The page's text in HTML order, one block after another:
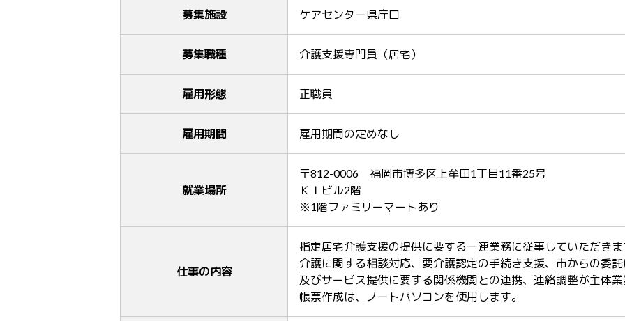
募集施設 ケアセンター県庁口
募集職種 介護支援専門員（居宅）
雇用形態 正職員
雇用期間 雇用期間の定めなし
就業場所
〒812-0006 福岡市博多区上牟田1丁目11番25号
ＫＩビル2階
※1階ファミリーマートあり
仕事の内容
指定居宅介護支援の提供に要する一連業務に従事していただきま
介護に関する相談対応、要介護認定の手続き支援、市からの委
及びサービス提供に要する関係機関との連携、連絡調整が主体業
帳票作成は、ノートパソコンを使用します。